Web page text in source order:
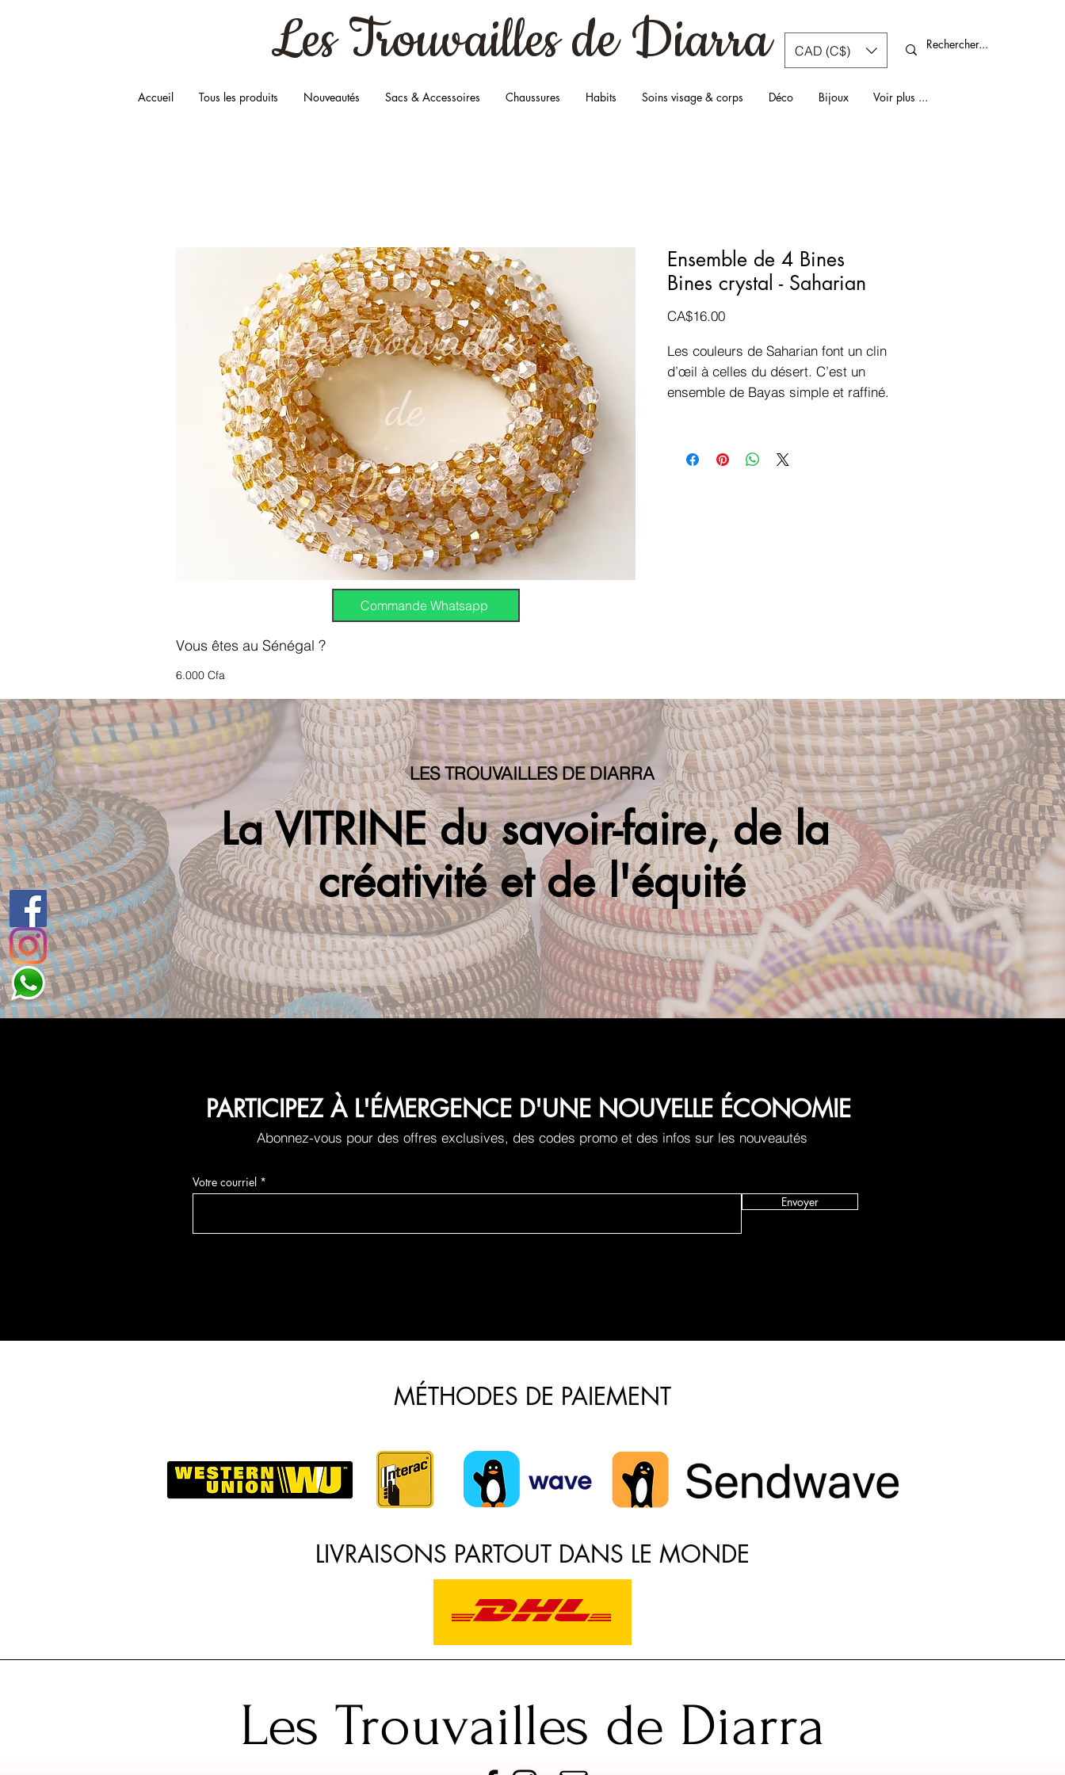
Les Trouvaillesde Diarra CAD (C$)
Accueil Tous les produits Nouveautés Sacs & Accessoires Chaussures Habits Soins visage & corps Déco Bijoux Voir plus ...
Ensemble de 4 Bines
Bines crystal - Saharian
CA$16.00Prix
Les couleurs de Saharian font un clin
d’œil à celles du désert. C’est un
ensemble de Bayas simple et raffiné.
effet royal. Les tons nudes de
Vous êtes au Sénégal ?
6.000 Cfa
Commande Whatsapp
LES TROUVAILLES DE DIARRA
La VITRINE du savoir-faire, de la
créativité et de l'équité
PARTICIPEZ À L'ÉMERGENCE D'UNE NOUVELLE ÉCONOMIE
Abonnez-vous pour des offres exclusives, des codes promo et des infos sur les nouveautés
Votre courriel
Envoyer
MÉTHODES DE PAIEMENT
LIVRAISONS PARTOUT DANS LE MONDE
Les Trouvailles de Diarra